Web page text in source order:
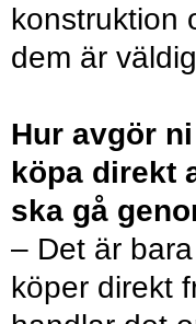
konstruktion
dem är
Hur avgör
köpa direkt
ska gå
– Det är
köper direkt